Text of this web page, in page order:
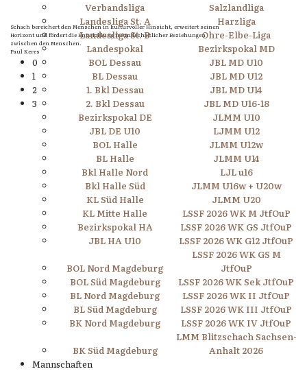
Schach bereichert den Menschen in kulturvoller Hinsicht, erweitert seinen
Horizont und fördert die Entwicklung freundschaftlicher Beziehungen
zwischen den Menschen.
Paul Keres
0
1
2
3
Verbandsliga
Salzlandliga
Landesliga St. A
Harzliga
Landesliga St. B
Ohre-Elbe-Liga
Landespokal
Bezirkspokal MD
BOL Dessau
JBL MD U10
BL Dessau
JBL MD U12
1. Bkl Dessau
JBL MD U14
2. Bkl Dessau
JBL MD U16-18
Bezirkspokal DE
JLMM U10
JBL DE U10
LJMM U12
BOL Halle
JLMM U12w
BL Halle
JLMM U14
Bkl Halle Nord
LJL u16
Bkl Halle Süd
JLMM U16w + U20w
KL Süd Halle
JLMM U20
KL Mitte Halle
LSSF 2026 WK M JtfOuP
Bezirkspokal HA
LSSF 2026 WK GS JtfOuP
JBL HA U10
LSSF 2026 WK G12 JtfOuP
BOL Nord Magdeburg
LSSF 2026 WK GS M
JtfOuP
BOL Süd Magdeburg
LSSF 2026 WK Sek JtfOuP
BL Nord Magdeburg
LSSF 2026 WK II JtfOuP
BL Süd Magdeburg
LSSF 2026 WK III JtfOuP
BK Nord Magdeburg
LSSF 2026 WK IV JtfOuP
BK Süd Magdeburg
LMM Blitzschach Sachsen-
Anhalt 2026
Mannschaften